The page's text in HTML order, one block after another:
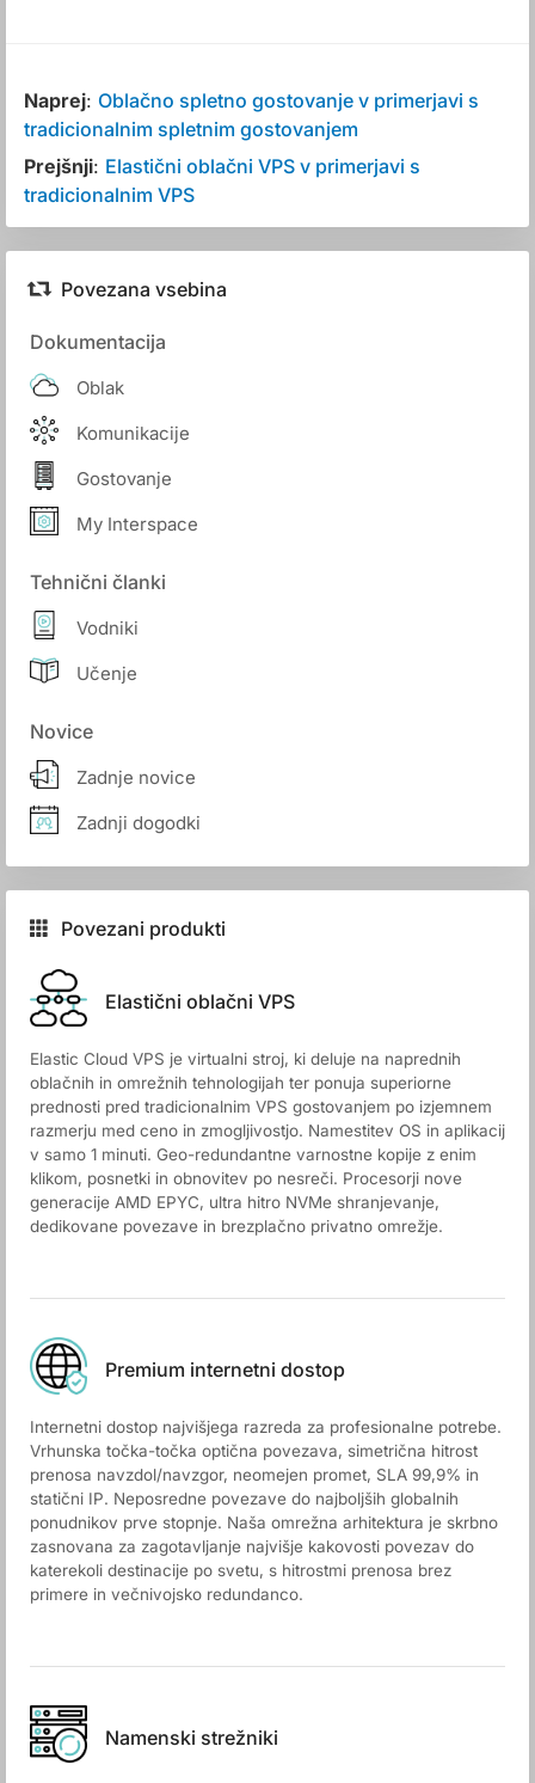
Naprej: Oblačno spletno gostovanje v primerjavi s
tradicionalnim spletnim gostovanjem
Prejšnji: Elastični oblačni VPS v primerjavi s
tradicionalnim VPS
Povezana vsebina
Dokumentacija
Oblak
Komunikacije
Gostovanje
My Interspace
Tehnični članki
Vodniki
Učenje
Novice
Zadnje novice
Zadnji dogodki
Povezani produkti
Elastični oblačni VPS
Elastic Cloud VPS je virtualni stroj, ki deluje na naprednih
oblačnih in omrežnih tehnologijah ter ponuja superiorne
prednosti pred tradicionalnim VPS gostovanjem po izjemnem
razmerju med ceno in zmogljivostjo. Namestitev OS in aplikacij
v samo 1 minuti. Geo-redundantne varnostne kopije z enim
klikom, posnetki in obnovitev po nesreči. Procesorji nove
generacije AMD EPYC, ultra hitro NVMe shranjevanje,
dedikovane povezave in brezplačno privatno omrežje.
Premium internetni dostop
Internetni dostop najvišjega razreda za profesionalne potrebe.
Vrhunska točka-točka optična povezava, simetrična hitrost
prenosa navzdol/navzgor, neomejen promet, SLA 99,9% in
statični IP. Neposredne povezave do najboljših globalnih
ponudnikov prve stopnje. Naša omrežna arhitektura je skrbno
zasnovana za zagotavljanje najvišje kakovosti povezav do
katerekoli destinacije po svetu, s hitrostmi prenosa brez
primere in večnivojsko redundanco.
Namenski strežniki